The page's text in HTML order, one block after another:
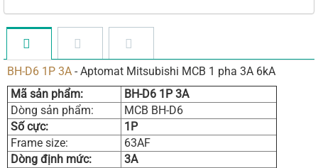
BH-D6 1P 3A - Aptomat Mitsubishi MCB 1 pha 3A 6kA
Mã sản phẩm:
BH-D6 1P 3A
Dòng sản phẩm:
MCB BH-D6
Số cực:
1P
Frame size:
63AF
Dòng định mức:
3A